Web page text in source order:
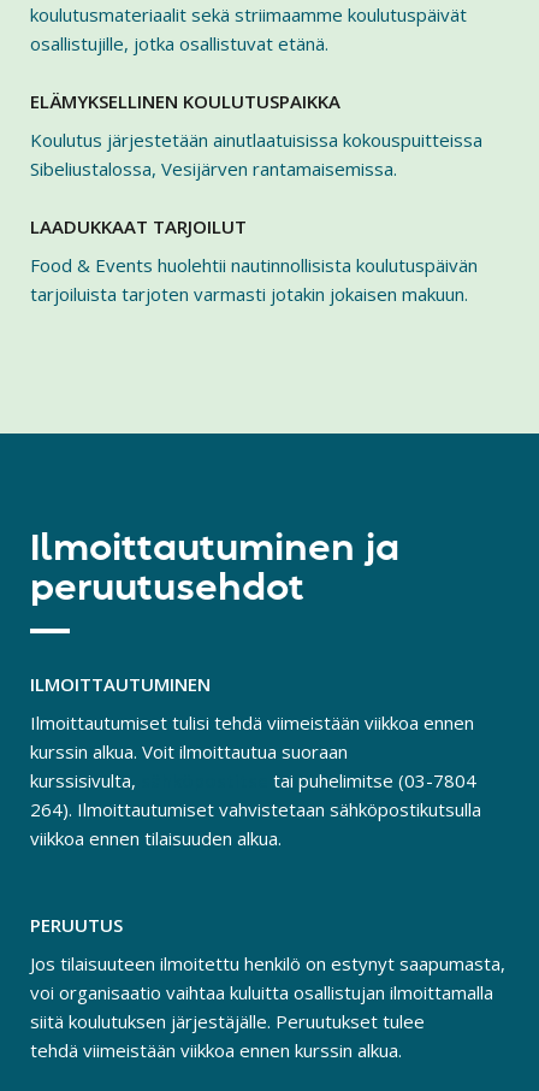
koulutusmateriaalit sekä striimaamme koulutuspäivät
osallistujille, jotka osallistuvat etänä.
ELÄMYKSELLINEN KOULUTUSPAIKKA
Koulutus järjestetään ainutlaatuisissa kokouspuitteissa
Sibeliustalossa, Vesijärven rantamaisemissa.
LAADUKKAAT TARJOILUT
Food & Events huolehtii nautinnollisista koulutuspäivän
tarjoiluista tarjoten varmasti jotakin jokaisen makuun.
Ilmoittautuminen ja
peruutusehdot
ILMOITTAUTUMINEN
Ilmoittautumiset tulisi tehdä viimeistään viikkoa ennen
kurssin alkua. Voit ilmoittautua suoraan
kurssisivulta,
tai puhelimitse (03-7804
264). Ilmoittautumiset vahvistetaan sähköpostikutsulla
viikkoa ennen tilaisuuden alkua.
PERUUTUS
Jos tilaisuuteen ilmoitettu henkilö on estynyt saapumasta,
voi organisaatio vaihtaa kuluitta osallistujan ilmoittamalla
siitä koulutuksen järjestäjälle. Peruutukset tulee
tehdä viimeistään viikkoa ennen kurssin alkua.